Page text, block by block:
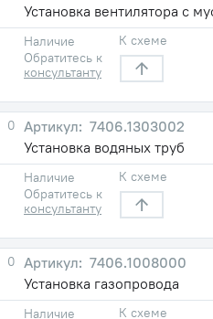
Установка вентилятора с
Наличие
Обратитесь к
консультанту
К схеме
0
7406.1303002
Установка водяных труб
Наличие
Обратитесь к
консультанту
К схеме
0
7406.1008000
Установка газопровода
Наличие К схеме